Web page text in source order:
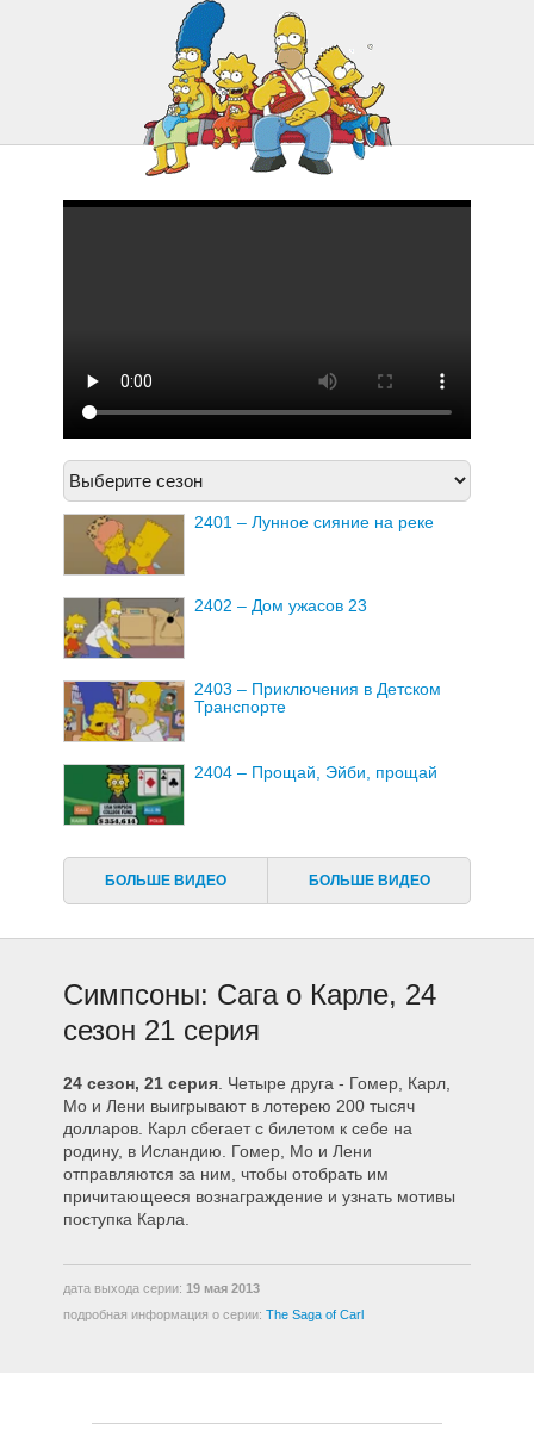
2421 – Сага о Карле
2401 – Лунное сияние на реке
2402 – Дом ужасов 23
2403 – Приключения в Детском
Транспорте
2404 – Прощай, Эйби, прощай
Спрингфилде
2407 – День, когда Земля стала
крутой
2408 – Кьюр, с любовью
2409 – Гомер отправляется в
подготовительную школу
БОЛЬШЕ ВИДЕО БОЛЬШЕ ВИДЕО
Симпсоны: Сага о Карле, 24
сезон 21 серия
24 сезон, 21 серия . Четыре друга - Гомер, Карл,
Мо и Лени выигрывают в лотерею 200 тысяч
долларов. Карл сбегает с билетом к себе на
родину, в Исландию. Гомер, Мо и Лени
отправляются за ним, чтобы отобрать им
причитающееся вознаграждение и узнать мотивы
поступка Карла.
дата выхода серии: 19 мая 2013
подробная информация о серии: The Saga of Carl